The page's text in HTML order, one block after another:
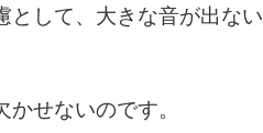
として、大きな音が出ない
せないのです。